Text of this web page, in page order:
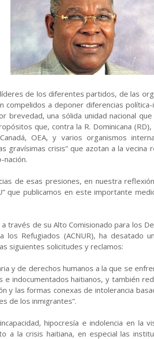
de los diferentes partidos, de las
compelidos a deponer diferencias
brevedad, una sólida unidad nacional
que, contra la R. Dominicana
OEA, y varios organismos
gravísimas crisis” que azotan a la vecina
nación.
de esas presiones, en nuestra
que publicamos en este importante
través de su Alto Comisionado para los
los Refugiados (ACNUR), ha desatado
siguientes solicitudes y reclamos:
y de derechos humanos a la que se
e indocumentados haitianos, y también
y las formas conexas de intolerancia
de los inmigrantes”.
hipocresía e indolencia en la
a la crisis haitiana, en especial las